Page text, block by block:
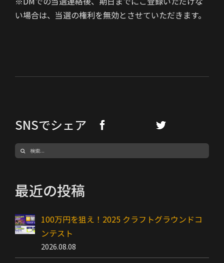
い場合は、当選の権利を無効とさせていただきます。
SNSでシェア
検
最近の投稿
100万円を狙え！2025 クラフトグラウンドコ
ンテスト
2026.08.08